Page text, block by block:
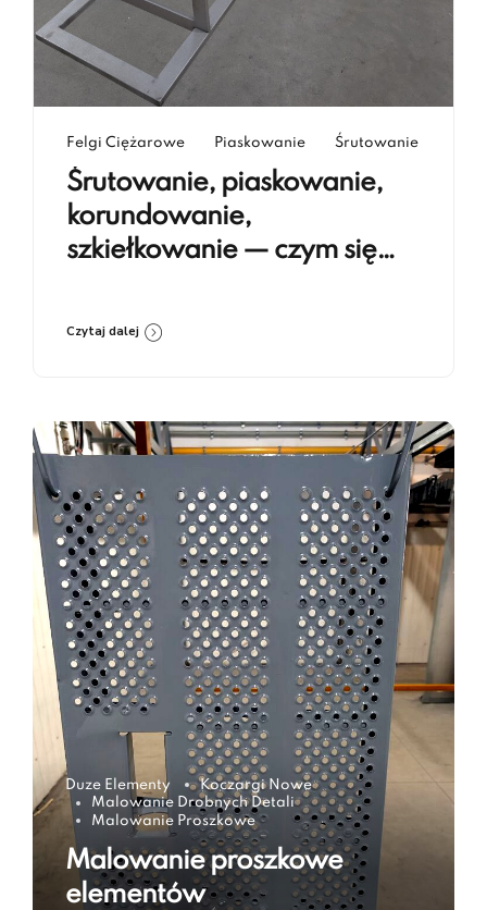
Felgi Ciężarowe Piaskowanie Śrutowanie
Śrutowanie, piaskowanie,
korundowanie,
szkiełkowanie — czym się
Czytaj dalej
Duze Elementy
Koczargi Nowe
Malowanie Drobnych Detali
Malowanie Proszkowe
Malowanie proszkowe
elementów